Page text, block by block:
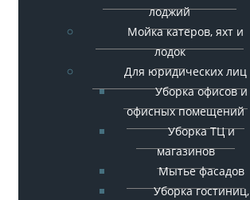
лоджий
Мойка катеров, яхт и
лодок
Для юридических лиц
Уборка офисов и
офисных помещений
Уборка ТЦ и
магазинов
Мытье фасадов
Уборка гостиниц,